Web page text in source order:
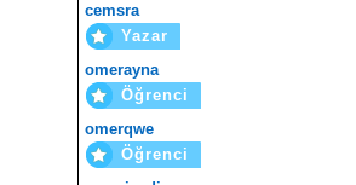
cemsra
Yazar
omerayna
Öğrenci
omerqwe
Öğrenci